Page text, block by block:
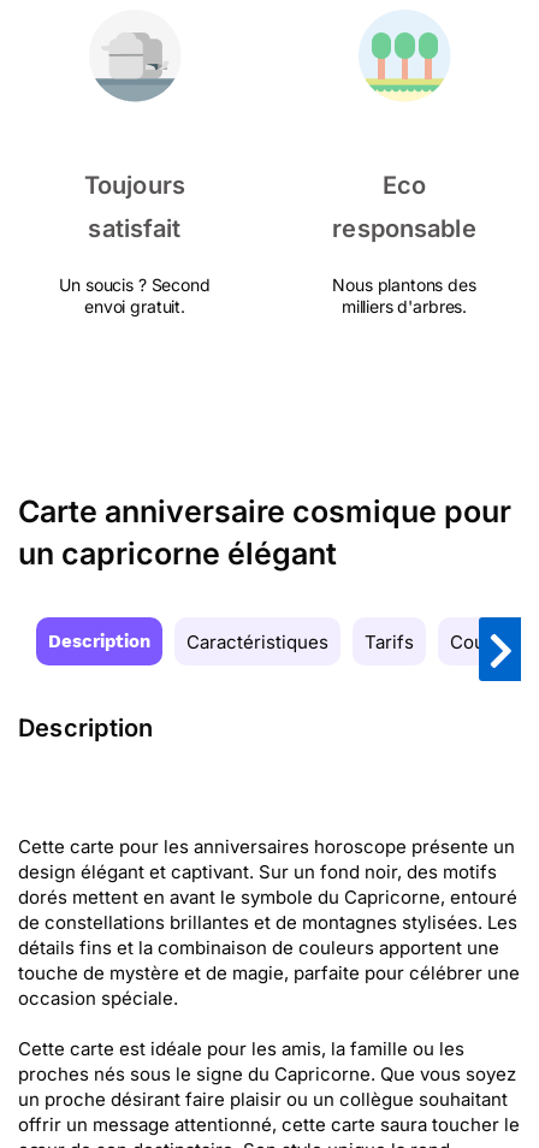
Toujours
satisfait
Un soucis ? Second
envoi gratuit.
Eco
responsable
Nous plantons des
milliers d'arbres.
Carte anniversaire cosmique pour
un capricorne élégant
Description Caractéristiques Tarifs Couleurs
Description
Cette carte pour les anniversaires horoscope présente un
design élégant et captivant. Sur un fond noir, des motifs
dorés mettent en avant le symbole du Capricorne, entouré
de constellations brillantes et de montagnes stylisées. Les
détails fins et la combinaison de couleurs apportent une
touche de mystère et de magie, parfaite pour célébrer une
occasion spéciale.
Cette carte est idéale pour les amis, la famille ou les
proches nés sous le signe du Capricorne. Que vous soyez
un proche désirant faire plaisir ou un collègue souhaitant
offrir un message attentionné, cette carte saura toucher le